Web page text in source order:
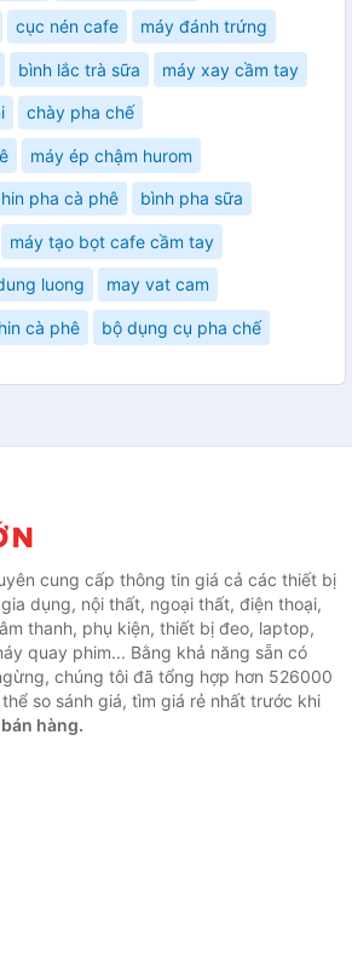
cục nén cafe máy đánh trứng
bình lắc trà sữa máy xay cầm tay
chày pha chế
máy ép chậm hurom
pha cà phê bình pha sữa
máy tạo bọt cafe cầm tay
luong may vat cam
cà phê bộ dụng cụ pha chế
cung cấp thông tin giá cả các thiết bị
dụng, nội thất, ngoại thất, điện thoại,
thanh, phụ kiện, thiết bị đeo, laptop,
quay phim... Bằng khả năng sẵn có
chúng tôi đã tổng hợp hơn 526000
so sánh giá, tìm giá rẻ nhất trước khi
hàng.